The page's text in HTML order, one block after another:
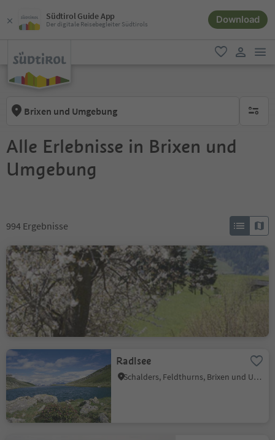
Südtirol Guide App
Der digitale Reisebegleiter Südtirols Download
favorit
Brixen und Umgebung keine
Alle Erlebnisse in Brixen und
Umgebung
994 Ergebnisse
Lajen - Albions - Klausen
Verdings, Klausen, Brixen und Umgebung
Leicht
Schwierigkeitsgrad
Radlsee
Schalders, Feldthurns, Brixen und Umgebung